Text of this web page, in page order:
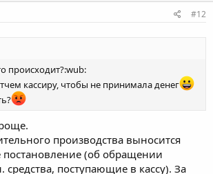
#12
происходит?:wub:
кассиру, чтобы не принимала денег
производства выносится
постановление (об обращении
средства, поступающие в кассу). За